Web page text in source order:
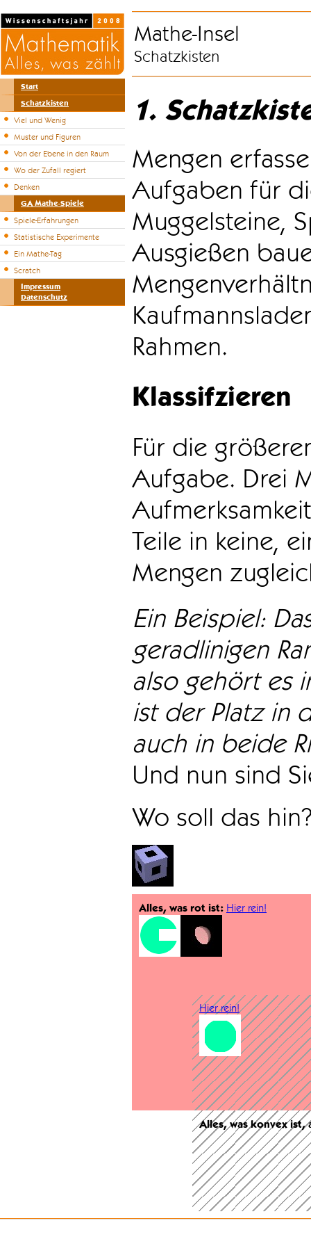
Start
Schatzkisten
Viel und Wenig
Muster und Figuren
Von der Ebene in den Raum
Wo der Zufall regiert
Denken
GA Mathe-Spiele
Spiele-Erfahrungen
Statistische Experimente
Ein Mathe-Tag
Scratch
Impressum
Datenschutz
Mathe-Insel
Schatzkisten
1.
Mengen
Aufgaben für
Muggelsteine,
Ausgießen
Rahmen.
Klassifzieren
Für die
Aufgabe. Drei
Teile in keine,
Mengen
Ein Beispiel:
geradlinigen
also gehört es
ist der Platz in
auch in beide
Und nun sind
Wo soll das
Alles, was rot ist: Hier rein!
Hier rein!
Alles, was konvex